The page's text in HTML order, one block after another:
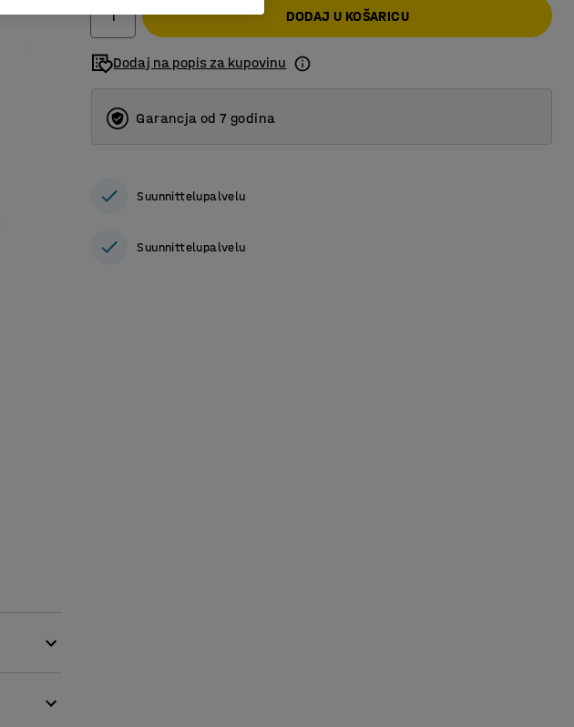
DODAJ U KOŠARICU
Dodaj na popis za kupovinu
Garancja od 7 godina
Suunnittelupalvelu
Suunnittelupalvelu